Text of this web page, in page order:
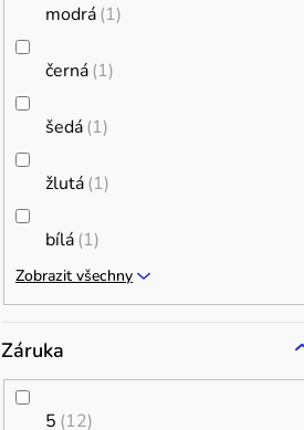
modrá 1
černá 1
šedá 1
žlutá 1
bílá 1
Zobrazit všechny
Záruka
5 12